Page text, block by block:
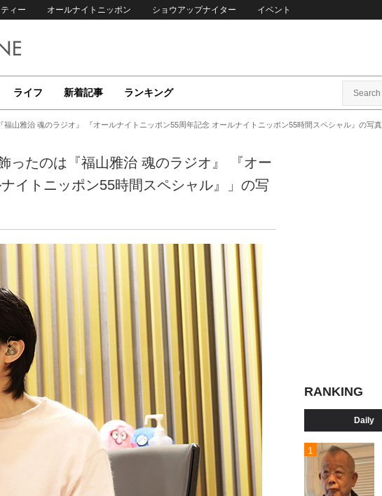
ィー オールナイトニッポン ショウアップナイター イベント
ライフ 新着記事 ランキング
山雅治 魂のラジオ』 『オールナイトニッポン55周年記念 オールナイトニッポン55時間スペシャル』の写真
ったのは『福山雅治 魂のラジオ』 『オー
イトニッポン55時間スペシャル』」の写
RANKING
Daily